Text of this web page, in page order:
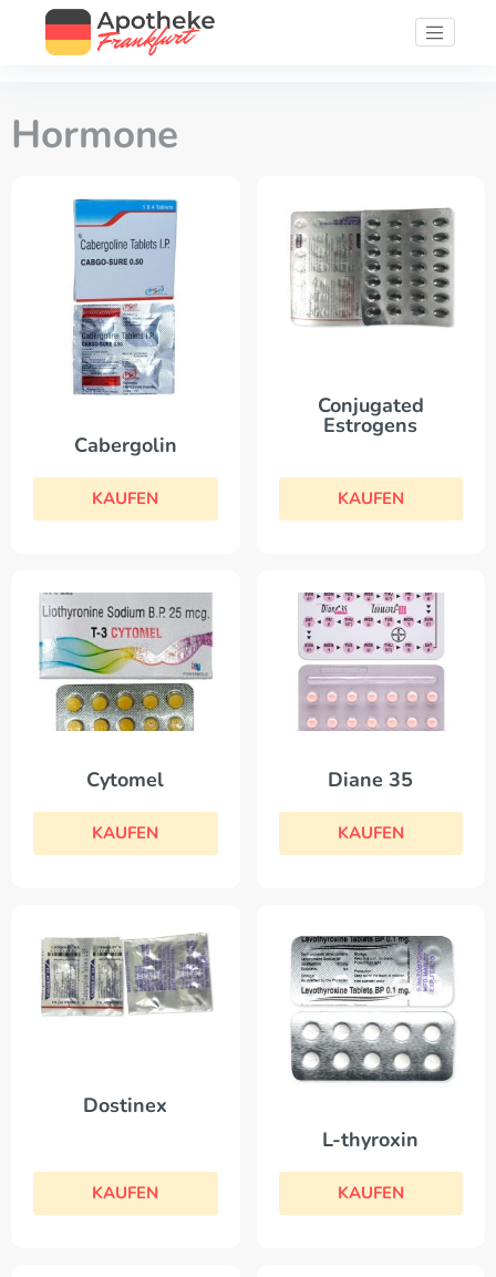
Hormone
Cabergolin
KAUFEN
Conjugated
Estrogens
KAUFEN
Cytomel
KAUFEN
Diane 35
KAUFEN
Dostinex
KAUFEN
L-thyroxin
KAUFEN